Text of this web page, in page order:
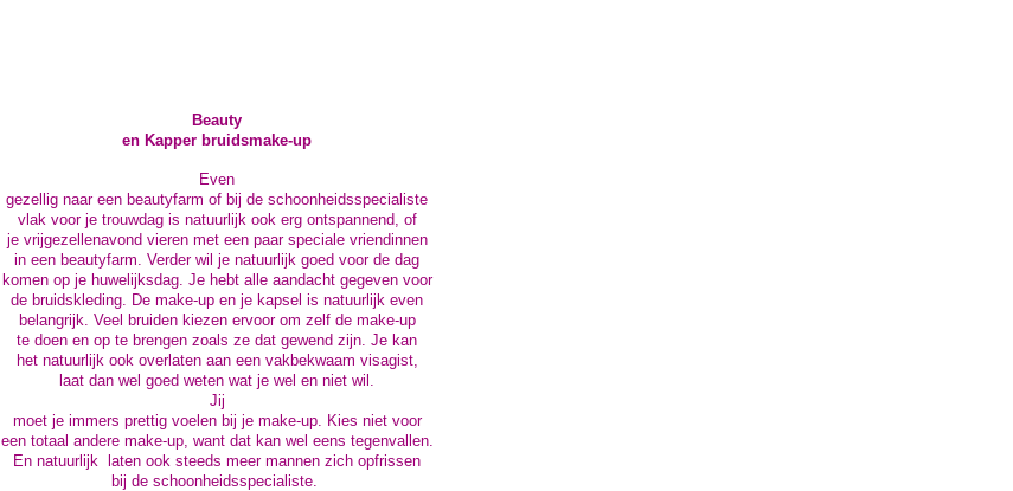
Beauty
en Kapper bruidsmake-up
Even
gezellig naar een beautyfarm of bij de schoonheidsspecialiste
vlak voor je trouwdag is natuurlijk ook erg ontspannend, of
je vrijgezellenavond vieren met een paar speciale vriendinnen
in een beautyfarm. Verder wil je natuurlijk goed voor de dag
komen op je huwelijksdag. Je hebt alle aandacht gegeven voor
de bruidskleding. De make-up en je kapsel is natuurlijk even
belangrijk. Veel bruiden kiezen ervoor om zelf de make-up
te doen en op te brengen zoals ze dat gewend zijn. Je kan
het natuurlijk ook overlaten aan een vakbekwaam visagist,
laat dan wel goed weten wat je wel en niet wil.
Jij
moet je immers prettig voelen bij je make-up. Kies niet voor
een totaal andere make-up, want dat kan wel eens tegenvallen.
En natuurlijk laten ook steeds meer mannen zich opfrissen
bij de schoonheidsspecialiste.